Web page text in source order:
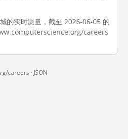
的实时测量，截至 2026-06-05 的
careers
careers · JSON